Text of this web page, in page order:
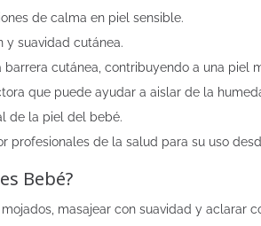
de calma en piel sensible.
y suavidad cutánea.
cutánea, contribuyendo a una piel
que puede ayudar a aislar de la
de la piel del bebé.
profesionales de la salud para su uso
Bebé?
masajear con suavidad y aclarar